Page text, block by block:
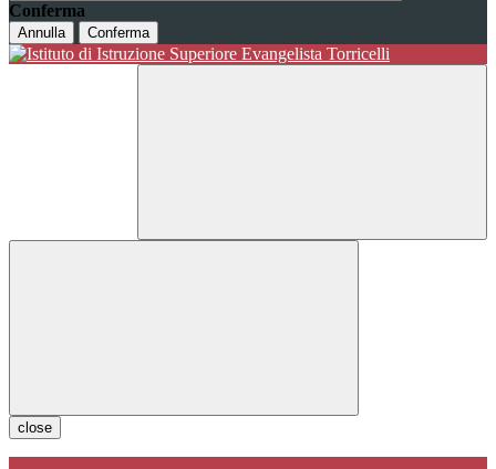
Conferma
Annulla Conferma
close